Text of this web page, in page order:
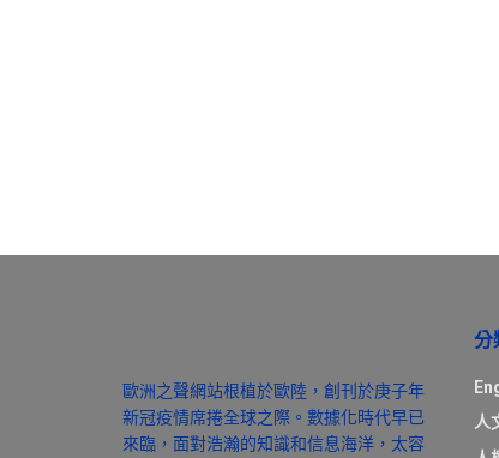
歐洲之聲網站根植於歐陸，創刊於庚子年
新冠疫情席捲全球之際。數據化時代早已
來臨，面對浩瀚的知識和信息海洋，太容
分
人